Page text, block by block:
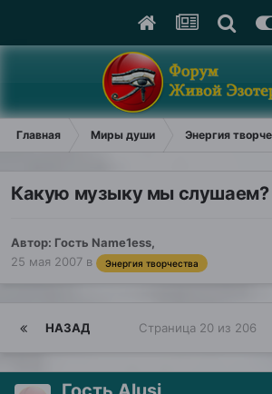
Главная Миры души Энергия
Какую музыку мы слушаем?
Автор: Гость Name1ess,
25 мая 2007 в Энергия творчества
НАЗАД Страница 20 из 206